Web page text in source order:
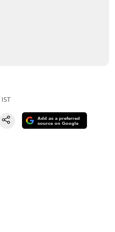
IST
Add as a preferred
source on Google